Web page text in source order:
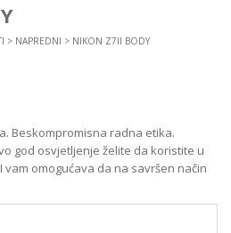
> NAPREDNI > NIKON Z7II BODY
Beskompromisna radna etika.
god osvjetljenje želite da koristite u
vam omogućava da na savršen način